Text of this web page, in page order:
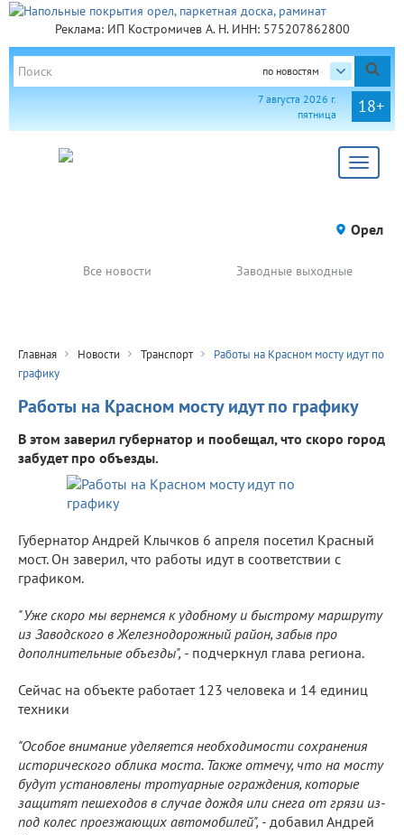
Реклама: ИП Костромичев А. Н. ИНН: 575207862800
по новостям
18+
7 августа 2026 г.
пятница
Toggle
Орел
Все новости Заводные выходные
Главная Новости Транспорт
Работы на Красном мосту идут по
графику
Работы на Красном мосту идут по графику
В этом заверил губернатор и пообещал, что скоро город
забудет про объезды.
Губернатор Андрей Клычков 6 апреля посетил Красный
мост. Он заверил, что работы идут в соответствии с
графиком.
"Уже скоро мы вернемся к удобному и быстрому маршруту
из Заводского в Железнодорожный район, забыв про
дополнительные объезды", - подчеркнул глава региона.
Сейчас на объекте работает 123 человека и 14 единиц
техники
"Особое внимание уделяется необходимости сохранения
исторического облика моста. Также отмечу, что на мосту
будут установлены тротуарные ограждения, которые
защитят пешеходов в случае дождя или снега от грязи из-
под колес проезжающих автомобилей", - добавил Андрей